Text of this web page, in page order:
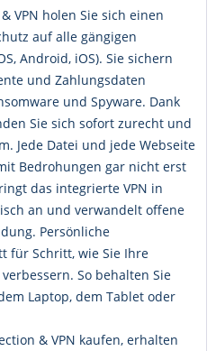
VPN holen Sie sich einen
auf alle gängigen
Android, iOS). Sie sichern
und Zahlungsdaten
und Spyware. Dank
Sie sich sofort zurecht und
Jede Datei und jede Webseite
Bedrohungen gar nicht erst
das integrierte VPN in
an und verwandelt offene
Persönliche
für Schritt, wie Sie Ihre
So behalten Sie
Laptop, dem Tablet oder
& VPN kaufen, erhalten